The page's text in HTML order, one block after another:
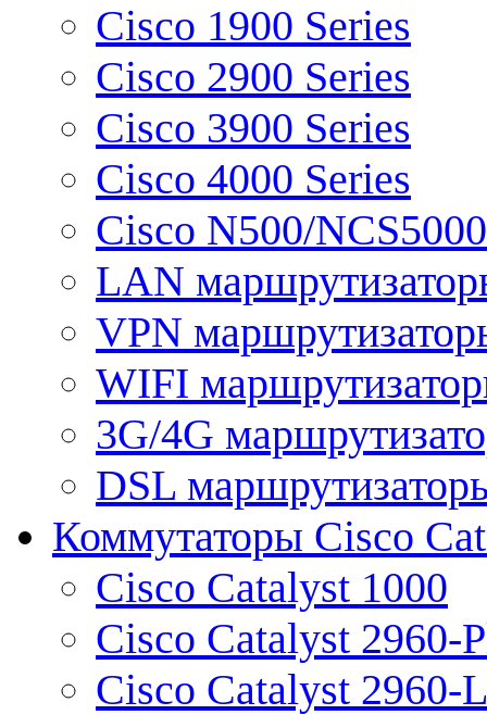
Cisco 1900 Series
Cisco 2900 Series
Cisco 3900 Series
Cisco 4000 Series
Cisco N500/
LAN
VPN
WIFI
3G/4G
DSL
Коммутаторы Cisco
Cisco Catalyst 1000
Cisco Catalyst 2960-
Cisco Catalyst 2960-L